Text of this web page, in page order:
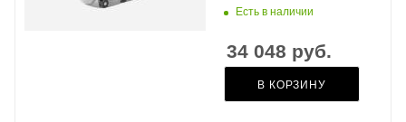
Есть в наличии
34 048 руб.
В КОРЗИНУ